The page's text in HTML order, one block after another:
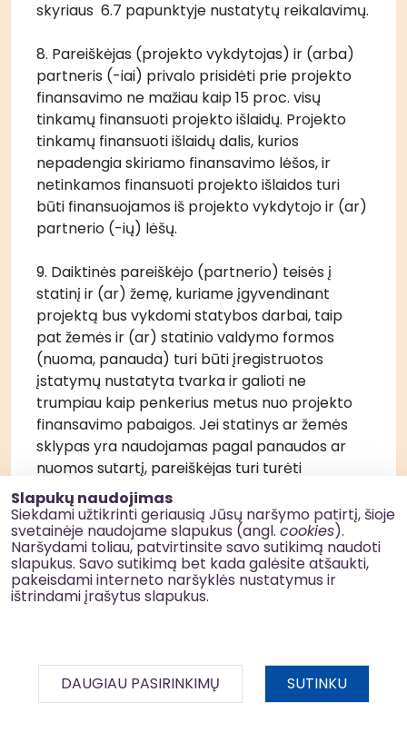
Slapukų naudojimas
Siekdami užtikrinti geriausią Jūsų naršymo patirtį, šioje
svetainėje naudojame slapukus (angl. cookies).
Naršydami toliau, patvirtinsite savo sutikimą naudoti
slapukus. Savo sutikimą bet kada galėsite atšaukti,
pakeisdami interneto naršyklės nustatymus ir
ištrindami įrašytus slapukus.
DAUGIAU PASIRINKIMŲ SUTINKU
8. Pareiškėjas (projekto vykdytojas) ir (arba)
partneris (-iai) privalo prisidėti prie projekto
finansavimo ne mažiau kaip 15 proc. visų
tinkamų finansuoti projekto išlaidų. Projekto
tinkamų finansuoti išlaidų dalis, kurios
nepadengia skiriamo finansavimo lėšos, ir
netinkamos finansuoti projekto išlaidos turi
būti finansuojamos iš projekto vykdytojo ir (ar)
partnerio (-ių) lėšų.
9. Daiktinės pareiškėjo (partnerio) teisės į
statinį ir (ar) žemę, kuriame įgyvendinant
projektą bus vykdomi statybos darbai, taip
pat žemės ir (ar) statinio valdymo formos
(nuoma, panauda) turi būti įregistruotos
įstatymų nustatyta tvarka ir galioti ne
trumpiau kaip penkerius metus nuo projekto
finansavimo pabaigos. Jei statinys ar žemės
sklypas yra naudojamas pagal panaudos ar
nuomos sutartį, pareiškėjas turi turėti
panaudos davėjo ar nuomotojo raštišką
sutikimą vykdyti projekto veiklas. Jei
pareiškėjas (partneris) yra savivaldybės
administracija, o žemės sklypą, kuriame
statomas statinys, ir (ar) statinį nuosavybės
teise valdo arba naudoja savivaldybė ir jis
naudojimo pagrindais, savivaldybės taryba turi
būti pavedusi pareiškėjui (partneriui) atlikti
projekto veiklų (darbų) užsakovo funkcijas.